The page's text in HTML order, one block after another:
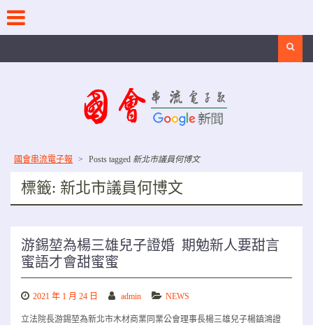
content
國會串流電子報 > Posts tagged 新北市議員何博文
標籤: 新北市議員何博文
游錫堃為楊三雄兒子證婚 期勉新人要甜言
蜜語才會甜蜜蜜
2021 年 1 月 24 日 admin NEWS
立法院長游錫堃為新北市木材商業同業公會理事長楊三雄兒子楊鎮鴻證